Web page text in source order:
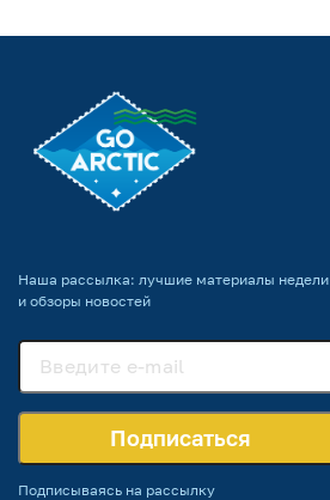
Наша рассылка: лучшие материалы недели
и обзоры новостей
Подписаться
Подписываясь на рассылку